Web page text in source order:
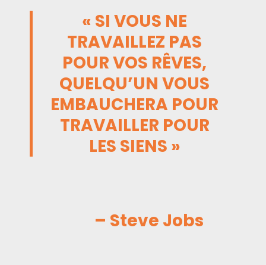
« SI VOUS NE
TRAVAILLEZ PAS
POUR VOS RÊVES,
QUELQU’UN VOUS
EMBAUCHERA POUR
TRAVAILLER POUR
LES SIENS »
– Steve Jobs